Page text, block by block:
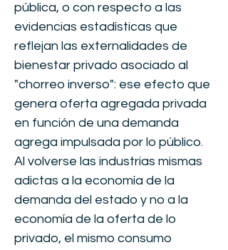
pública, o con respecto a las
evidencias estadísticas que
reflejan las externalidades de
bienestar privado asociado al
"chorreo inverso": ese efecto que
genera oferta agregada privada
en función de una demanda
agrega impulsada por lo público.
Al volverse las industrias mismas
adictas a la economía de la
demanda del estado y no a la
economía de la oferta de lo
privado, el mismo consumo